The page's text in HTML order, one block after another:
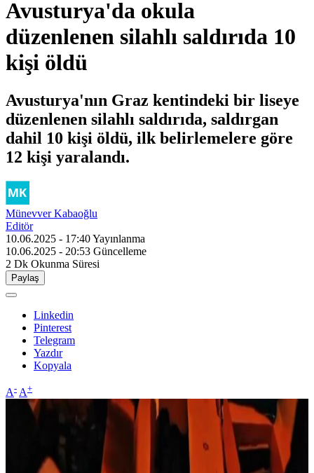
Avusturya'da okula
düzenlenen silahlı saldırıda 10
kişi öldü
Avusturya'nın Graz kentindeki bir liseye
düzenlenen silahlı saldırıda, saldırgan
dahil 10 kişi öldü, ilk belirlemelere göre
12 kişi yaralandı.
Münevver Kabaoğlu
Editör
10.06.2025 - 17:40Yayınlanma
10.06.2025 - 20:53 Güncelleme
2 Dk Okunma Süresi
Paylaş
Linkedin
Pinterest
Telegram
Yazdır
Kopyala
A- A+